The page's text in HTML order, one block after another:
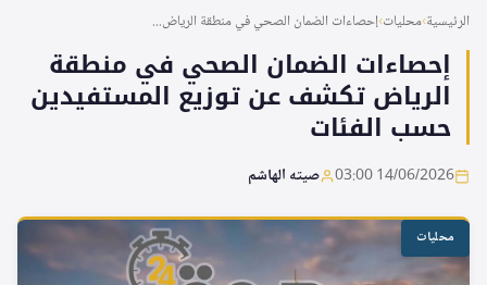
الرئيسية›محليات›إحصاءات الضمان الصحي في منطقة الرياض...
إحصاءات الضمان الصحي في منطقة
الرياض تكشف عن توزيع المستفيدين
حسب الفئات
14/06/2026 03:00 صيته الهاشم
محليات